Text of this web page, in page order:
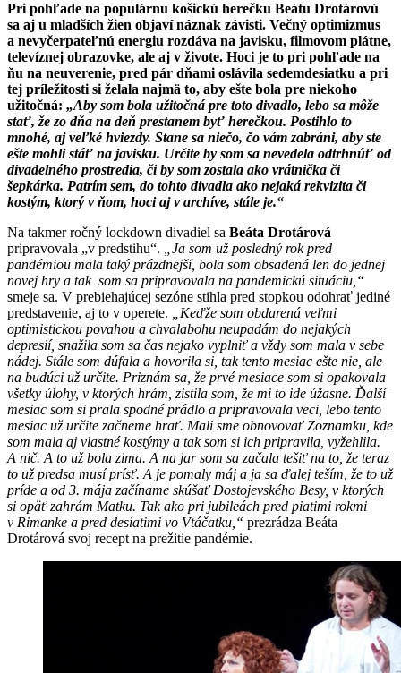
Pri pohľade na populárnu košickú herečku Beátu Drotárovú
sa aj u mladších žien objaví náznak závisti. Večný optimizmus
a nevyčerpateľnú energiu rozdáva na javisku, filmovom plátne,
televíznej obrazovke, ale aj v živote. Hoci je to pri pohľade na
ňu na neuverenie, pred pár dňami oslávila sedemdesiatku a pri
tej príležitosti si želala najmä to, aby ešte bola pre niekoho
užitočná: „Aby som bola užitočná pre toto divadlo, lebo sa môže
stať, že zo dňa na deň prestanem byť herečkou. Postihlo to
mnohé, aj veľké hviezdy. Stane sa niečo, čo vám zabráni, aby ste
ešte mohli stáť na javisku. Určite by som sa nevedela odtrhnúť od
divadelného prostredia, či by som zostala ako vrátnička či
šepkárka. Patrím sem, do tohto divadla ako nejaká rekvizita či
kostým, ktorý v ňom, hoci aj v archíve, stále je.“
Na takmer ročný lockdown divadiel sa Beáta Drotárová
pripravovala „v predstihu“.
„Ja som už posledný rok pred
pandémiou mala taký prázdnejší, bola som obsadená len do jednej
novej hry a tak som sa pripravovala na pandemickú situáciu,“
smeje sa. V prebiehajúcej sezóne stihla pred stopkou odohrať jediné
predstavenie, aj to v operete.
„Keďže som obdarená veľmi
optimistickou povahou a chvalabohu neupadám do nejakých
depresií, snažila som sa čas nejako vyplniť a vždy som mala v sebe
nádej. Stále som dúfala a hovorila si, tak tento mesiac ešte nie, ale
na budúci už určite. Priznám sa, že prvé mesiace som si opakovala
všetky úlohy, v ktorých hrám, zistila som, že mi to ide úžasne. Ďalší
mesiac som si prala spodné prádlo a pripravovala veci, lebo tento
mesiac už určite začneme hrať. Mali sme obnovovať Zoznamku, kde
som mala aj vlastné kostýmy a tak som si ich pripravila, vyžehlila.
A nič. A to už bola zima. A na jar som sa začala tešiť na to, že teraz
to už predsa musí prísť. A je pomaly máj a ja sa ďalej teším, že to už
príde a od 3. mája začíname skúšať Dostojevského Besy, v ktorých
si opäť zahrám Matku. Tak ako pri jubileách pred piatimi rokmi
v Rimanke a pred desiatimi vo Vtáčatku,“ prezrádza Beáta
Drotárová svoj recept na prežitie pandémie.